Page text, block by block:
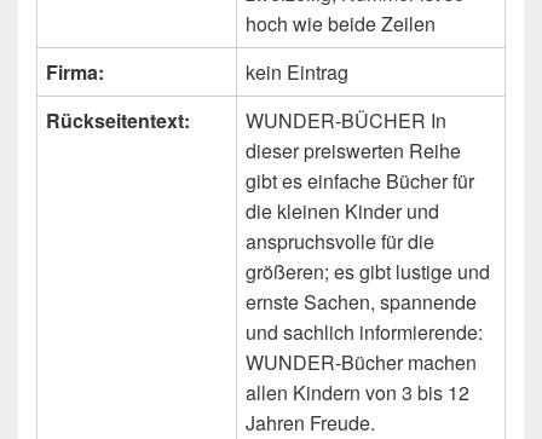
hoch wie beide Zeilen
Firma:
kein Eintrag
Rückseitentext:
WUNDER-BÜCHER In
dieser preiswerten Reihe
gibt es einfache Bücher für
die kleinen Kinder und
anspruchsvolle für die
größeren; es gibt lustige und
ernste Sachen, spannende
und sachlich informierende:
WUNDER-Bücher machen
allen Kindern von 3 bis 12
Jahren Freude.